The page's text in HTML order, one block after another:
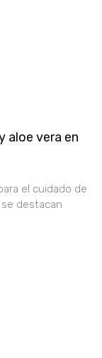
aloe vera en
el cuidado de
destacan